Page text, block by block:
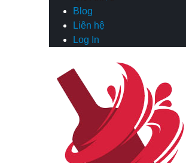
Blog
Liên hệ
Log In